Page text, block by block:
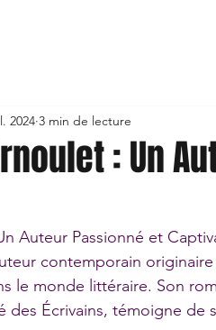
: Un
2024 3 min de lecture
Auteur Passionné et
contemporain
le monde littéraire. Son
des Écrivains, témoigne de